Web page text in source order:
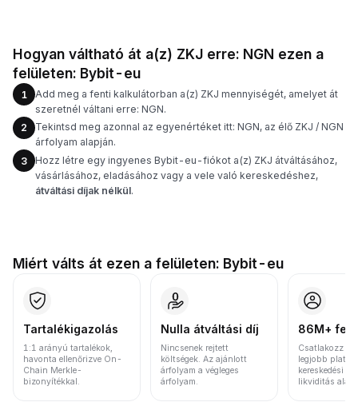
Hogyan váltható át a(z) ZKJ erre: NGN ezen a
felületen: Bybit-eu
1
Add meg a fenti kalkulátorban a(z) ZKJ mennyiségét, amelyet át
szeretnél váltani erre: NGN.
2
Tekintsd meg azonnal az egyenértéket itt: NGN, az élő ZKJ / NGN
árfolyam alapján.
3
Hozz létre egy ingyenes Bybit-eu-fiókot a(z) ZKJ átváltásához,
vásárlásához, eladásához vagy a vele való kereskedéshez,
átváltási díjak nélkül.
Miért válts át ezen a felületen: Bybit-eu
Tartalékigazolás
1:1 arányú tartalékok,
havonta ellenőrizve On-
Chain Merkle-
bizonyítékkal.
Nulla átváltási díj
Nincsenek rejtett
költségek. Az ajánlott
árfolyam a végleges
árfolyam.
86M+
Csatlakozz a
legjobb
kereskedési
likviditás